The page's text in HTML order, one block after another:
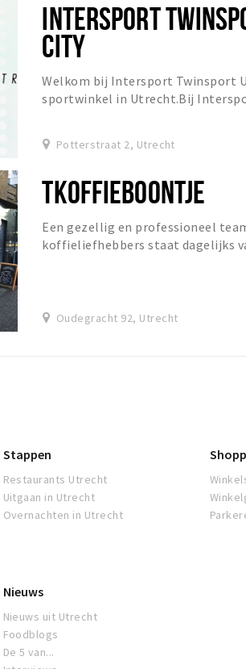
INTERSPORT
CITY
Welkom bij Intersport Twinsport
sportwinkel in Utrecht.Bij
Potterstraat 2, Utrecht
TKOFFIEBOONTJE
Een gezellig en professioneel
koffieliefhebbers staat dagelijks
Oudegracht 92, Utrecht
Stappen
Restaurants Utrecht
Uitgaan in Utrecht
Overnachten in Utrecht
Nieuws
Nieuws uit Utrecht
Foodblogs
De 5 van...